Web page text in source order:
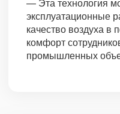
эксплуатационные
качество воздуха
комфорт
промышленных